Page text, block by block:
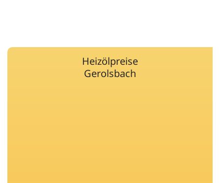
Heizölpreise
Gerolsbach